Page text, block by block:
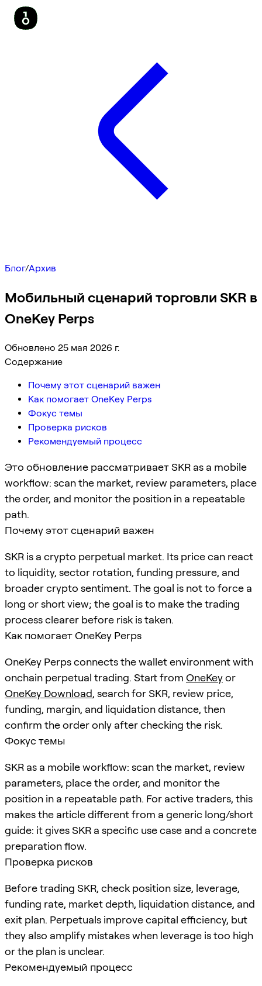
Блог/Архив
Мобильный сценарий торговли SKR в
OneKey Perps
Обновлено 25 мая 2026 г.
Содержание
Почему этот сценарий важен
Как помогает OneKey Perps
Фокус темы
Проверка рисков
Рекомендуемый процесс
Это обновление рассматривает SKR as a mobile
workflow: scan the market, review parameters, place
the order, and monitor the position in a repeatable
path.
Почему этот сценарий важен
SKR is a crypto perpetual market. Its price can react
to liquidity, sector rotation, funding pressure, and
broader crypto sentiment. The goal is not to force a
long or short view; the goal is to make the trading
process clearer before risk is taken.
Как помогает OneKey Perps
OneKey Perps connects the wallet environment with
onchain perpetual trading. Start from OneKeyor
OneKey Download, search for SKR, review price,
funding, margin, and liquidation distance, then
confirm the order only after checking the risk.
Фокус темы
SKR as a mobile workflow: scan the market, review
parameters, place the order, and monitor the
position in a repeatable path. For active traders, this
makes the article different from a generic long/short
guide: it gives SKR a specific use case and a concrete
preparation flow.
Проверка рисков
Before trading SKR, check position size, leverage,
funding rate, market depth, liquidation distance, and
exit plan. Perpetuals improve capital efficiency, but
they also amplify mistakes when leverage is too high
or the plan is unclear.
Рекомендуемый процесс